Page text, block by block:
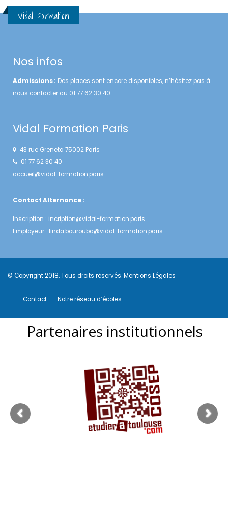
Vidal Formation
Nos infos
Admissions : Des places sont encore disponibles, n’hésitez pas à
nous contacter au 01 77 62 30 40.
Vidal Formation Paris
43 rue Greneta 75002 Paris
01 77 62 30 40
accueil@vidal-formation.paris
Contact Alternance :
Inscription : incription@vidal-formation.paris
Employeur : linda.bourouba@vidal-formation.paris
© Copyright 2018. Tous droits réservés.Mentions Légales
Contact Notre réseau d’écoles
Partenaires institutionnels